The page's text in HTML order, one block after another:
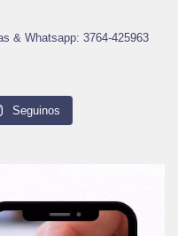
& Whatsapp: 3764-425963
Seguinos